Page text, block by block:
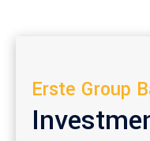
Erste Group